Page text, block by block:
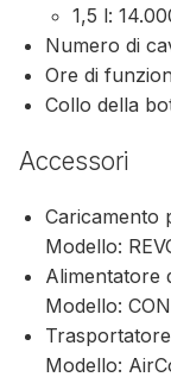
1,5 l:
Numero di
Ore di
Collo della
Accessori
Caricamento
Modello:
Alimentatore
Modello:
Modello: